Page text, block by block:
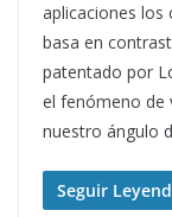
aplicaciones los
basa en
patentado por
el fenómeno de
nuestro ángulo
Seguir